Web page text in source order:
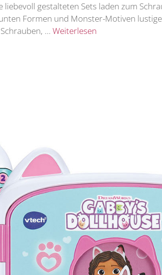
gestalteten Sets laden zum
Formen und Monster-Motiven
… Weiterlesen